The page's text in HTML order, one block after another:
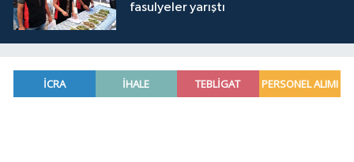
fasulyeler yarıştı